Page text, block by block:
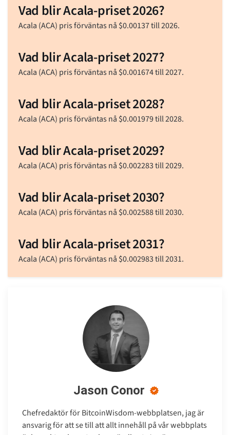
Vad blir Acala-priset 2026?
Acala (ACA) pris förväntas nå $0.00137till 2026.
Vad blir Acala-priset 2027?
Acala (ACA) pris förväntas nå $0.001674till 2027.
Vad blir Acala-priset 2028?
Acala (ACA) pris förväntas nå $0.001979till 2028.
Vad blir Acala-priset 2029?
Acala (ACA) pris förväntas nå $0.002283till 2029.
Vad blir Acala-priset 2030?
Acala (ACA) pris förväntas nå $0.002588till 2030.
Vad blir Acala-priset 2031?
Acala (ACA) pris förväntas nå $0.002983till 2031.
Jason Conor
Chefredaktör för BitcoinWisdom-webbplatsen, jag är
ansvarig för att se till att allt innehåll på vår webbplats